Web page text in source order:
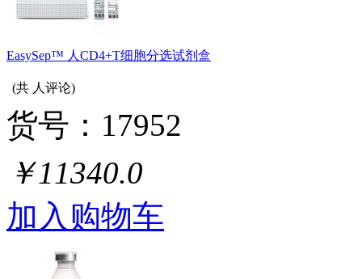
EasySep™ 人CD4+T细胞分选试剂盒
(共 人评论)
货号：17952
￥11340.0
加入购物车